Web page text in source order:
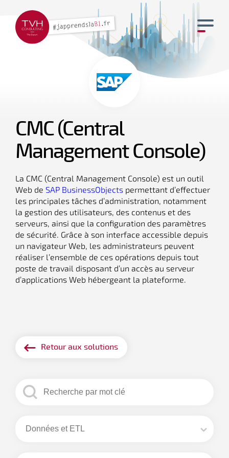
CMC (Central
Management Console)
La CMC (Central Management Console) est un outil
Web de SAP BusinessObjects permettant d’effectuer
les principales tâches d’administration, notamment
la gestion des utilisateurs, des contenus et des
serveurs, ainsi que la configuration des paramètres
de sécurité. Grâce à son interface accessible depuis
un navigateur Web, les administrateurs peuvent
réaliser l’ensemble de ces opérations depuis tout
poste de travail disposant d’un accès au serveur
d’applications Web hébergeant la plateforme.
Retour aux solutions
search
Rechercher
cat etl v2
Sélectionnez le contenu